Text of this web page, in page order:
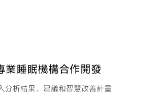
業睡眠機構合作開發
分析結果、建議和智慧改善計畫